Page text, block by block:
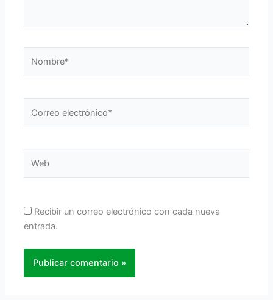
electrónico*
Recibir un correo electrónico con cada nueva
entrada.